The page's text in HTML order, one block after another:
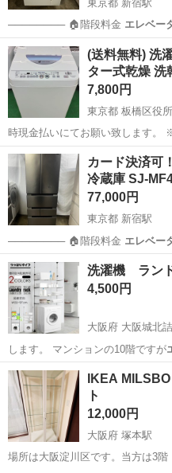
東京都 新宿駅
──────── 🏠階段料金 エレベー
階…
東京 新宿区 新宿駅 生
(送料無料) 洗
ター式乾燥
7,800円
東京都 板橋区役
時現金払いにてお願い致します。
上は運搬をお手伝…
東京 板橋区 板橋区役所前
カード決済可
冷蔵庫
77,000円
東京都 新宿駅
──────── 🏠階段料金 エレベー
階…
東京 新宿区 新宿駅 キ
洗濯機 ラン
4,500円
大阪府 大阪城北
します。 マンションの10階ですが
大阪 大阪市
IKEA
ト
12,000円
大阪府 塚本駅
場所は大阪淀川区です。当方は3階